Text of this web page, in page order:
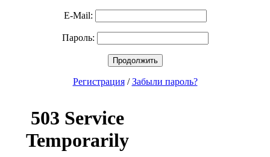
E-Mail:
Пароль:
Продолжить
Регистрация/Забыли пароль?